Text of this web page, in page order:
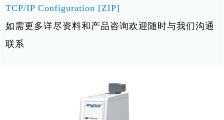
TCP/IP Configuration [ZIP]
如需更多详尽资料和产品咨询欢迎随时与我们沟通
联系